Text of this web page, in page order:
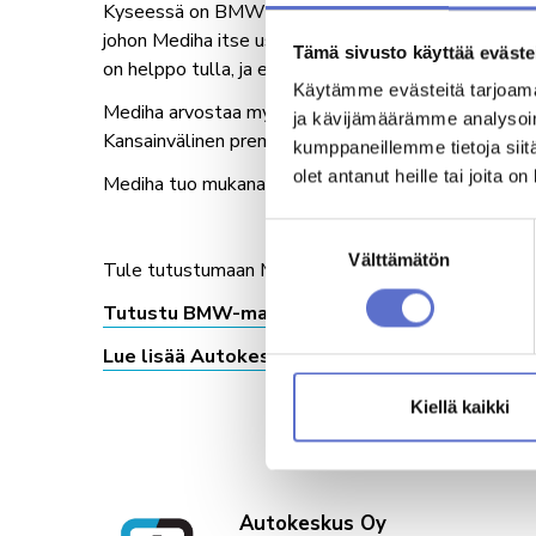
Tämä sivusto käyttää
Käytämme evästeitä
ja kävijämäärämme
kumppaneillemme tietoja
olet antanut heille tai joita
valinta
Välttämätön
Kiellä kaikki
Kyseessä on BMW:n Retail.Next-konseptin
johon Mediha itse uskoo: asiakas keskiössä. Tila,
on helppo tulla, ja että sinne halutaan tulla
Mediha arvostaa myös millaiseen taloon hän on
Kansainvälinen premium-brändi ja kotimainen,
Mediha tuo mukanaan vuosien kokemuksen
Tule tutustumaan Medihaan ja uuteen BMW-
Tutustu BMW-mallistoon →
Lue lisää Autokeskus BMW Helsingistä →
Autokeskus Oy